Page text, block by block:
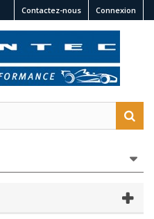
Connexion
Contactez-nous